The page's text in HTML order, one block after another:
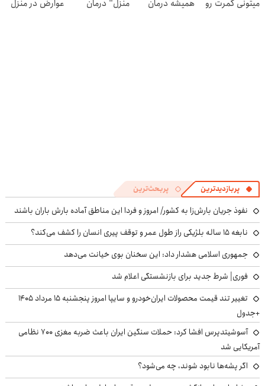
میتونی کمرت رو
همیشه درمان
منزل" درمان
عوارض در منزل
پربازدیدترین پربحث‌ترین
نفوذ جریان بارش‌زا به کشور/ امروز و فردا این مناطق آماده بارش باران باشند
نابغه ۱۵ ساله بلژیکی راز طول عمر و توقف پیری انسان را کشف می‌کند؟
جمهوری اسلامی هشدار داد: این سخنان بوی خیانت می‌دهد
فوری| شرط جدید برای بازنشستگی اعلام شد
تغییر تند قیمت محصولات ایران‌خودرو و سایپا امروز پنجشنبه ۱۵ مرداد ۱۴۰۵
+جدول
آسوشیتدپرس افشا کرد: حملات سنگین ایران باعث ضربه مغزی ۷۰۰ نظامی
آمریکایی شد
اگر پشه‌ها نابود شوند، چه می‌شود؟